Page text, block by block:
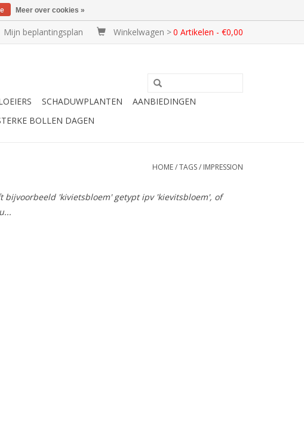
Mijn beplantingsplan Winkelwagen >0 Artikelen - €0,00
SCHADUWPLANTEN
AANBIEDINGEN
BOLLEN DAGEN
HOME/TAGS/ IMPRESSION
bijvoorbeeld 'kivietsbloem' getypt ipv 'kievitsbloem', of
Meer over cookies »